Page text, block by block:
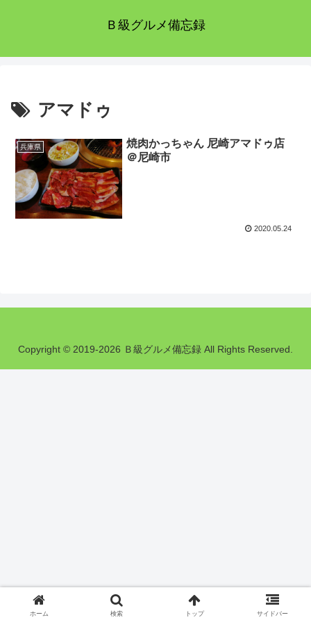
Ｂ級グルメ備忘録
アマドゥ
兵庫県
焼肉かっちゃん 尼崎アマドゥ店
＠尼崎市
2020.05.24
Copyright © 2019-2026 Ｂ級グルメ備忘録 All Rights Reserved.
ホーム 検索 トップ サイドバー